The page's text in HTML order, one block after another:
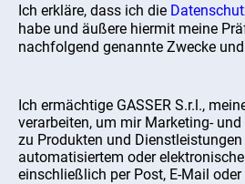
Ich erkläre, dass ich die
habe und äußere hiermit meine
nachfolgend genannte Zwecke
Ich ermächtige GASSER S.r.l.,
verarbeiten, um mir Marketing-
zu Produkten und
automatisiertem oder
einschließlich per Post, E-Mail